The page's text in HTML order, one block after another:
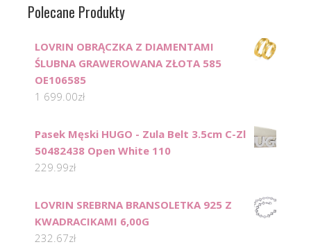
Polecane Produkty
LOVRIN OBRĄCZKA Z DIAMENTAMI
ŚLUBNA GRAWEROWANA ZŁOTA 585
OE106585
1 699.00zł
Pasek Męski HUGO - Zula Belt 3.5cm C-Zl
50482438 Open White 110
229.99zł
LOVRIN SREBRNA BRANSOLETKA 925 Z
KWADRACIKAMI 6,00G
232.67zł